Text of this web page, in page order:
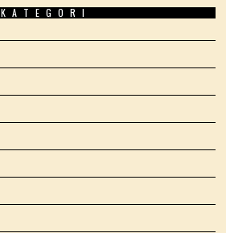
KATEGORI